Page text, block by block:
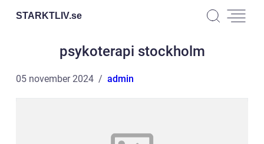
STARKTLIV.se
psykoterapi stockholm
05 november 2024 admin